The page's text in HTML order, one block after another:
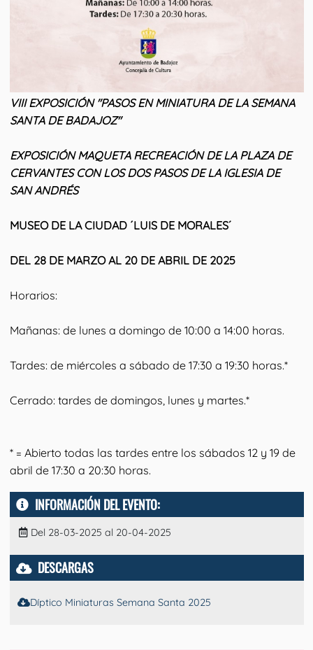
VIII EXPOSICIÓN "PASOS EN MINIATURA DE LA SEMANA
SANTA DE BADAJOZ"
EXPOSICIÓN MAQUETA RECREACIÓN DE LA PLAZA DE
CERVANTES CON LOS DOS PASOS DE LA IGLESIA DE
SAN ANDRÉS
MUSEO DE LA CIUDAD ´LUIS DE MORALES´
DEL 28 DE MARZO AL 20 DE ABRIL DE 2025
Horarios:
Mañanas: de lunes a domingo de 10:00 a 14:00 horas.
Tardes: de miércoles a sábado de 17:30 a 19:30 horas.*
Cerrado: tardes de domingos, lunes y martes.*
* = Abierto todas las tardes entre los sábados 12 y 19 de
abril de 17:30 a 20:30 horas.
INFORMACIÓN DEL EVENTO:
Del 28-03-2025 al 20-04-2025
DESCARGAS
Díptico Miniaturas Semana Santa 2025